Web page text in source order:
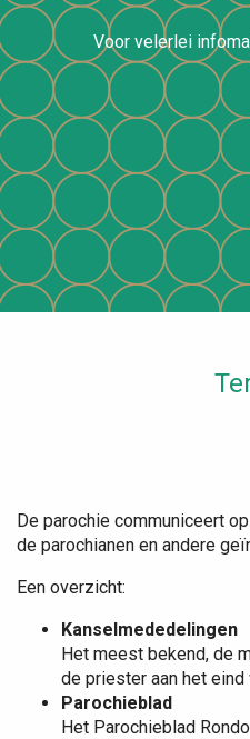
Voor velerlei
De parochie communiceert
de parochianen en andere
Een overzicht:
Kanselmededelingen
Het meest bekend, de
de priester aan het eind
Parochieblad
Het Parochieblad